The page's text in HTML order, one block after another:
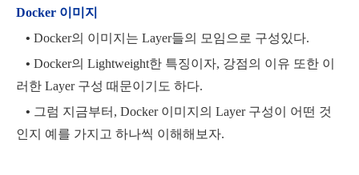
Docker 이미지
• Docker의 이미지는 Layer들의 모임으로 구성있다.
• Docker의 Lightweight한 특징이자, 강점의 이유 또한 이
러한 Layer 구성 때문이기도 하다.
• 그럼 지금부터, Docker 이미지의 Layer 구성이 어떤 것
인지 예를 가지고 하나씩 이해해보자.